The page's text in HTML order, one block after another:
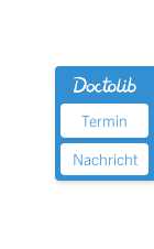
Termin
Nachricht